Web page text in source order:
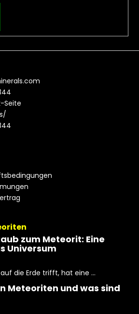
Seite
zum Meteorit: Eine
Universum
die Erde trifft, hat eine ...
Meteoriten und was sind